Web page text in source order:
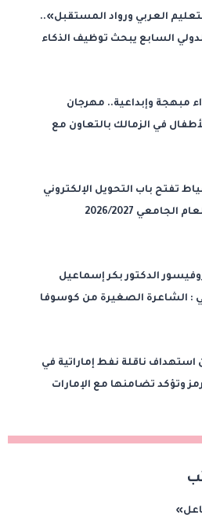
العربي ورواد المستقبل»..
السابع يبحث توظيف الذكاء
مبهجة وإبداعية.. مهرجان
في الزمالك بالتعاون مع
تفتح باب التحويل الإلكتروني
2026/2027
الدكتور بكر إسماعيل
: الشاعرة الصغيرة من كوسوفا
ناقلة نفط إماراتية في
وتؤكد تضامنها مع الإمارات